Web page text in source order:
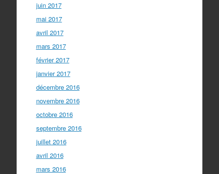
juin 2017
mai 2017
avril 2017
mars 2017
février 2017
janvier 2017
décembre 2016
novembre 2016
octobre 2016
septembre 2016
juillet 2016
avril 2016
mars 2016